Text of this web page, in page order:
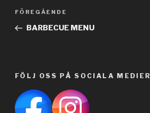
Inläggsnavigering
Föregående
inlägg
FÖREGÅENDE
BARBECUE MENU
FÖLJ OSS PÅ SOCIALA MEDIER